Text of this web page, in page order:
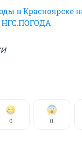
в Красноярске
НГС.ПОГОДА
0 0